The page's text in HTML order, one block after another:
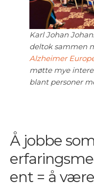
Karl Johan
deltok sammen
Alzheimer
møtte mye
blant personer
Å jobbe
ent = å